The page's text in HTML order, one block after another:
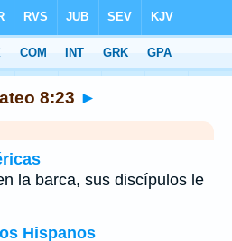
8:23 ►
la barca, sus discípulos le
Hispanos